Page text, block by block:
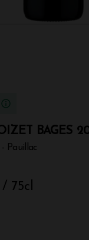
BAGES
Pauillac
/ 75cl